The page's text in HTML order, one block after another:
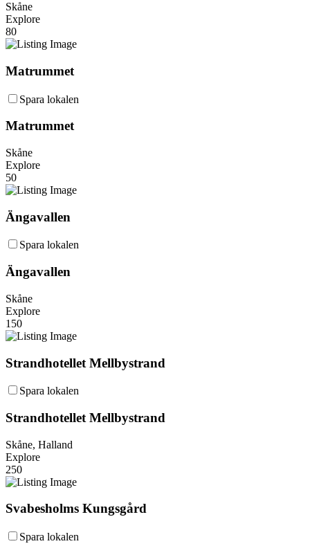
Skåne
Explore
80
Matrummet
Spara lokalen
Matrummet
Skåne
Explore
50
Ängavallen
Spara lokalen
Ängavallen
Skåne
Explore
150
Strandhotellet Mellbystrand
Spara lokalen
Strandhotellet Mellbystrand
Skåne, Halland
Explore
250
Svabesholms Kungsgård
Spara lokalen